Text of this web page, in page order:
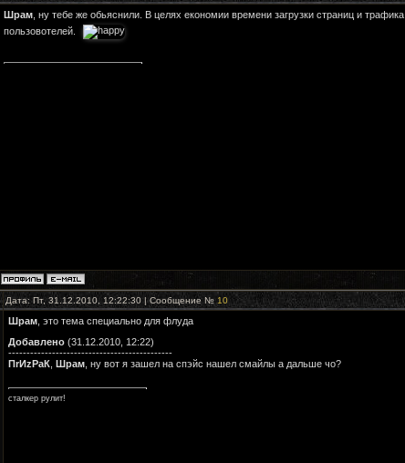
Шрам , ну тебе же обьяснили. В целях економии времени загрузки страниц и трафика
пользовотелей.
Дата: Пт, 31.12.2010, 12:22:30 | Сообщение № 10
Шрам , это тема специально для флуда
Добавлено (31.12.2010, 12:22)
---------------------------------------------
ПrИzРaК Шрам , ну вот я зашел на спэйс нашел смайлы а дальше чо?
сталкер рулит!